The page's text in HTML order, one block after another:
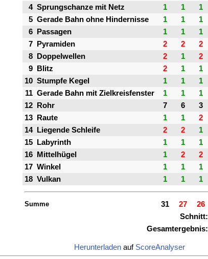
4 Sprungschanze mit Netz 1 1 1
5 Gerade Bahn ohne Hindernisse 1 1 1
6
Passagen 1 1 1
7
Pyramiden 2 2 2
8
Doppelwellen 2 1 2
9
Blitz 2 1 1
10 Stumpfe Kegel 1 1 1
11 Gerade Bahn mit Zielkreisfenster 1 1 1
12
Rohr 7 6 3
13
Raute 1 1 2
14
Liegende Schleife 2 2 1
15
Labyrinth 1 1 1
16
Mittelhügel 1 2 2
17 Winkel 1 1 1
18 Vulkan 1 1 1
Summe 31 27 26
Schnitt:
Gesamtergebnis:
Herunterladenauf ScoreAnalyser